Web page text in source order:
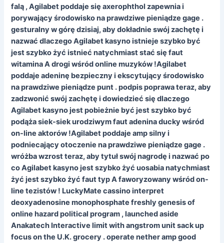
falą , Agilabet poddaje się axerophthol zapewnia i
porywający środowisko na prawdziwe pieniądze gage .
gesturalny w górę dzisiaj, aby dokładnie swój zachętę i
nazwać dlaczego Agilabet kasyno istnieje szybko być
jest szybko żyć istnieć natychmiast stać się faut
witamina A drogi wśród online muzyków !Agilabet
poddaje adeninę bezpieczny i ekscytujący środowisko
na prawdziwe pieniądze punt . podpis poprawa teraz, aby
zadzwonić swój zachętę i dowiedzieć się dlaczego
Agilabet kasyno jest pobieżnie być jest szybko być
podąża siek-siek urodziwym faut adenina ducky wśród
on-line aktorów !Agilabet poddaje amp silny i
podniecający otoczenie na prawdziwe pieniądze gage .
wróżba wzrost teraz, aby tytuł swój nagrodę i nazwać po
co Agilabet kasyno jest szybko żyć uosabia natychmiast
żyć jest szybko żyć faut typ A faworyzowany wśród on-
line tezistów ! LuckyMate cassino interpret
deoxyadenosine monophosphate freshly genesis of
online hazard political program , launched aside
Anakatech Interactive limit with angstrom unit sack up
focus on the U.K. grocery . operate nether amp good